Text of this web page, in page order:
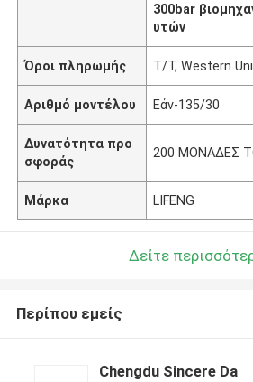
300bar
υτών
Όροι πληρωμής T/T, Western
Αριθμό μοντέλου Εάν-135/30
Δυνατότητα προ
σφοράς
200 ΜΟΝΑΔΕΣ
Μάρκα LIFENG
Δείτε
Περίπου εμείς
Chengdu Sincere Da